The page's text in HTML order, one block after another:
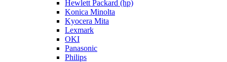
Hewlett Packard (hp)
Konica Minolta
Kyocera Mita
Lexmark
OKI
Panasonic
Philips